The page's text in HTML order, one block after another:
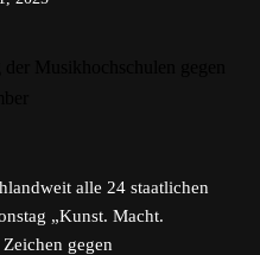
alle 24 staatlichen
„Kunst. Macht.
gegen